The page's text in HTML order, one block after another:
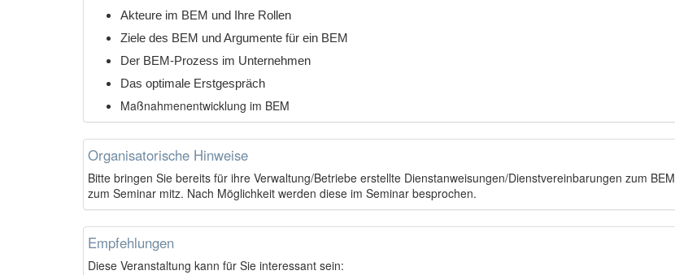
Akteure im BEM und Ihre Rollen
Ziele des BEM und Argumente für ein BEM
Der BEM-Prozess im Unternehmen
Das optimale Erstgespräch
Maßnahmenentwicklung im BEM
Organisatorische Hinweise
Bitte bringen Sie bereits für ihre Verwaltung/Betriebe erstellte Dienstanweisungen/Dienstvereinbarungen zum BEM
zum Seminar mitz. Nach Möglichkeit werden diese im Seminar besprochen.
Empfehlungen
Diese Veranstaltung kann für Sie interessant sein: